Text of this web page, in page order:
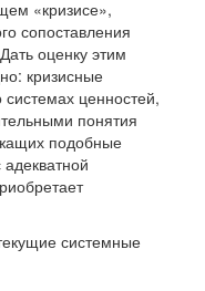
«кризисе»,
сопоставления
оценку этим
кризисные
ценностей,
понятия
подобные
системные